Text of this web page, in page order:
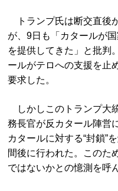
トランプ氏は断交直後
が、9日も「カタールが
を提供してきた」と批判
ールがテロへの支援を止
要求した。
しかしこのトランプ大
務長官が反カタール陣営
カタールに対する“封鎖”
間後に行われた。このた
ではないかとの憶測を呼